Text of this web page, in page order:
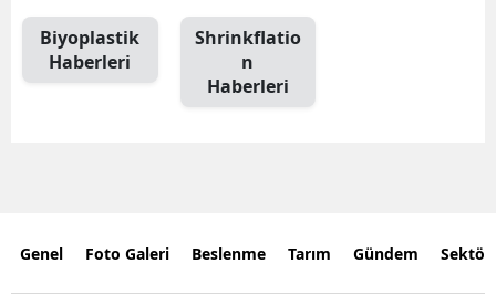
Biyoplastik
Haberleri
Shrinkflatio
n
Haberleri
Genel Foto Galeri Beslenme Tarım Gündem